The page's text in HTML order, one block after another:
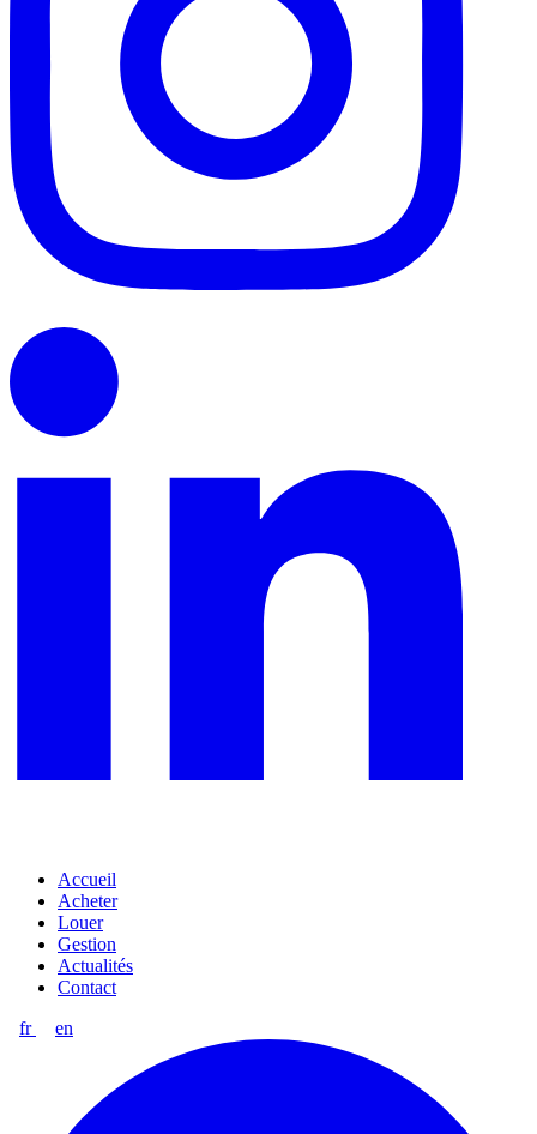
Accueil
Acheter
Louer
Gestion
Actualités
Contact
fr
en